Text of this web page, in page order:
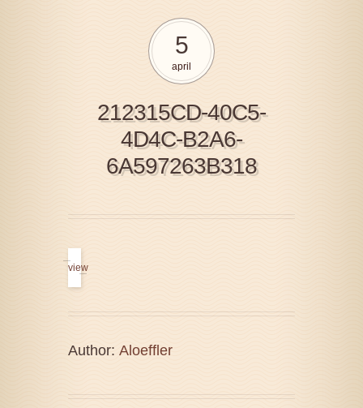
5
april
212315CD-40C5-
4D4C-B2A6-
6A597263B318
view
Author: Aloeffler